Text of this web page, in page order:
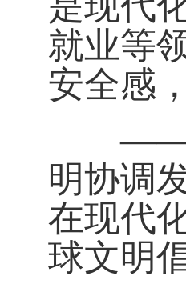
就业等
安全感
——要
明协调
在现代
球文明